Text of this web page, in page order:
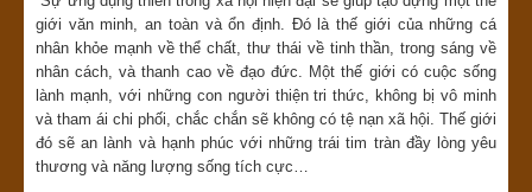
giới văn minh, an toàn và ổn định. Đó là thế giới của những cá
nhân khỏe mạnh về thể chất, thư thái về tinh thần, trong sáng về
nhân cách, và thanh cao về đạo đức. Một thế giới có cuộc sống
lành mạnh, với những con người thiện tri thức, không bị vô minh
và tham ái chi phối, chắc chắn sẽ không có tệ nạn xã hội. Thế giới
đó sẽ an lành và hạnh phúc với những trái tim tràn đầy lòng yêu
thương và năng lượng sống tích cực…